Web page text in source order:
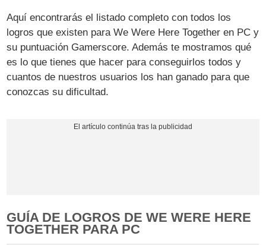
Aquí encontrarás el listado completo con todos los
logros que existen para We Were Here Together en PC y
su puntuación Gamerscore. Además te mostramos qué
es lo que tienes que hacer para conseguirlos todos y
cuantos de nuestros usuarios los han ganado para que
conozcas su dificultad.
GUÍA DE LOGROS DE WE WERE HERE
TOGETHER PARA PC